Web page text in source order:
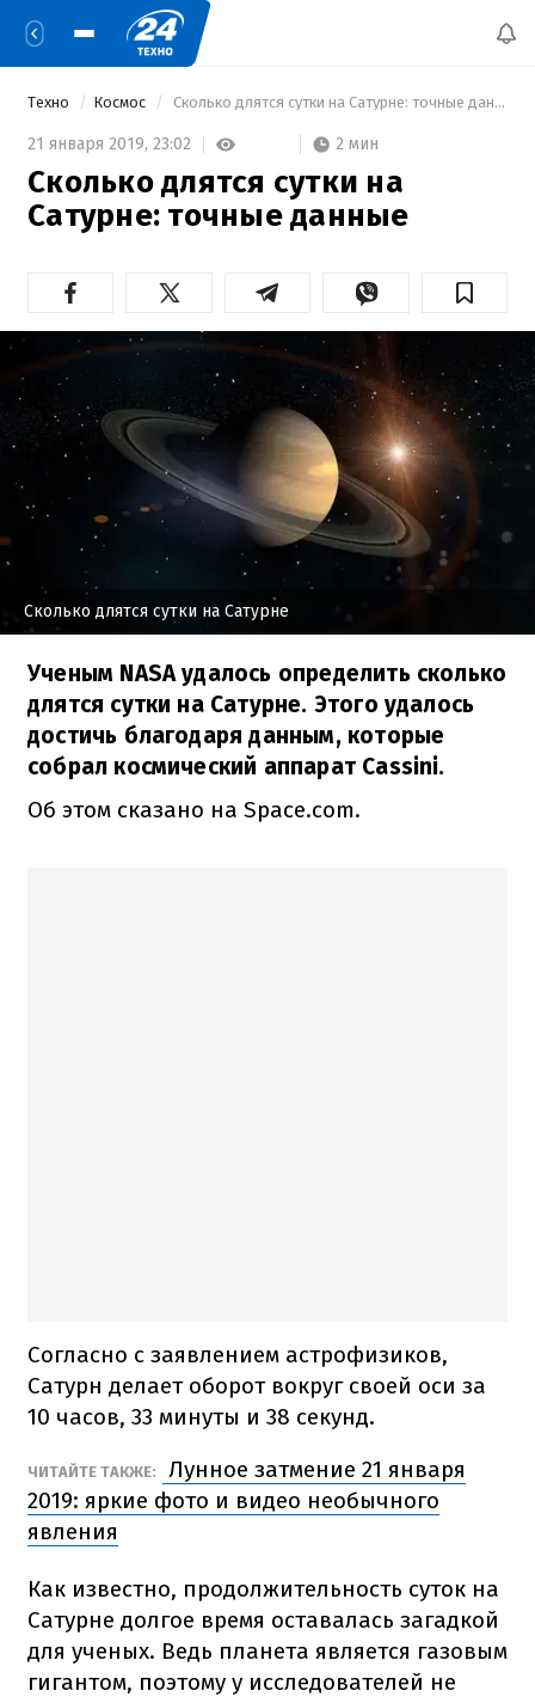
Техно Космос Сколько длятся сутки на Сатурне: точные данные
21 января 2019, 23:02 2 мин
Сколько длятся сутки на
Сатурне: точные данные
Сколько длятся сутки на Сатурне
Ученым NASA удалось определить сколько
длятся сутки на Сатурне. Этого удалось
достичь благодаря данным, которые
собрал космический аппарат Cassini.
Об этом сказано на Space.com.
Согласно с заявлением астрофизиков,
Сатурн делает оборот вокруг своей оси за
10 часов, 33 минуты и 38 секунд.
ЧИТАЙТЕ ТАКЖЕ:
Лунное затмение 21 января
2019: яркие фото и видео необычного
явления
Как известно, продолжительность суток на
Сатурне долгое время оставалась загадкой
для ученых. Ведь планета является газовым
гигантом, поэтому у исследователей не